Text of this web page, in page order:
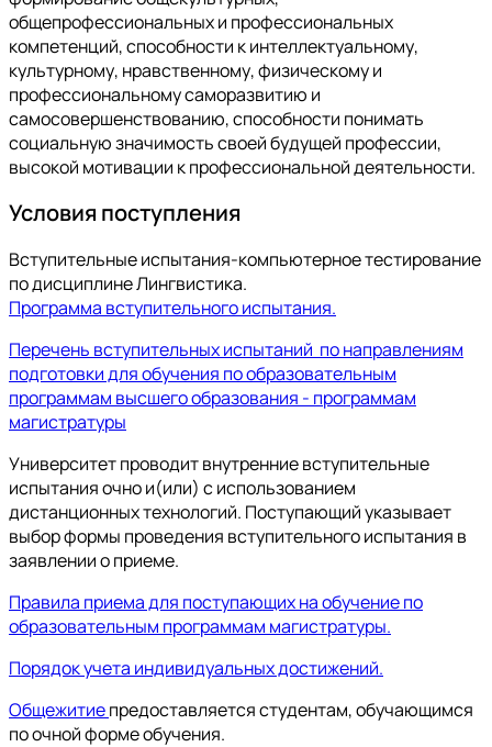
общепрофессиональных и профессиональных
компетенций, способности к интеллектуальному,
культурному, нравственному, физическому и
профессиональному саморазвитию и
самосовершенствованию, способности понимать
социальную значимость своей будущей профессии,
высокой мотивации к профессиональной деятельности.
Условия поступления
Вступительные испытания-компьютерное тестирование
по дисциплине Лингвистика.
Программа вступительного испытания.
Перечень вступительных испытаний по направлениям
подготовки для обучения по образовательным
программам высшего образования - программам
магистратуры
Университет проводит внутренние вступительные
испытания очно и(или) с использованием
дистанционных технологий. Поступающий указывает
выбор формы проведения вступительного испытания в
заявлении о приеме.
Правила приема для поступающих на обучение по
образовательным программам магистратуры.
Порядок учета индивидуальных достижений.
Общежитиепредоставляется студентам, обучающимся
по очной форме обучения.